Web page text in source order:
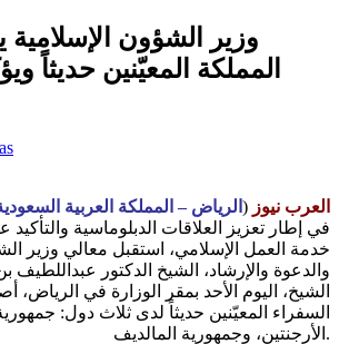
وزير الشؤون
المملكة المعيّنين حديثاً
العرب نيوز ( الرياض – المملكة العربية
في إطار تعزيز العلاقات الدبلوماسية
خدمة العمل الإسلامي، استقبل معالي وزير
والدعوة والإرشاد، الشيخ الدكتور عبداللطيف
الشيخ، اليوم الأحد بمقر الوزارة في الرياض،
السفراء المعيّنين حديثاً لدى ثلاث دول:
الأرجنتين، وجمهورية المالديف.